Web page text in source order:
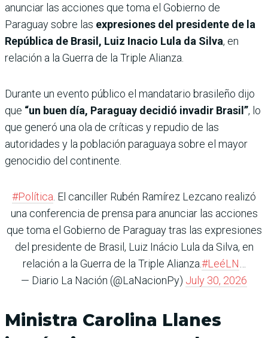
anunciar las acciones que toma el Gobierno de
Paraguay sobre las expresiones del presidente de la
República de Brasil, Luiz Inacio Lula da Silva, en
relación a la Guerra de la Triple Alianza.
Durante un evento público el mandatario brasileño dijo
que “un buen día, Paraguay decidió invadir Brasil”, lo
que generó una ola de críticas y repudio de las
autoridades y la población paraguaya sobre el mayor
genocidio del continente.
#Política . El canciller Rubén Ramírez Lezcano realizó
una conferencia de prensa para anunciar las acciones
que toma el Gobierno de Paraguay tras las expresiones
del presidente de Brasil, Luiz Inácio Lula da Silva, en
relación a la Guerra de la Triple Alianza.#LeéLN
— Diario La Nación (@LaNacionPy) July 30, 2026
Ministra Carolina Llanes